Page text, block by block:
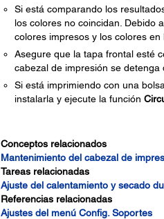
Si está comparando los
los colores no coincidan. Debido
colores impresos y los colores
Asegure que la tapa frontal esté
cabezal de impresión se
Si está imprimiendo con una
instalarla y ejecute la función
Conceptos relacionados
Mantenimiento del cabezal de
Tareas relacionadas
Ajuste del calentamiento y secado
Referencias relacionadas
Ajustes del menú Config. Soportes